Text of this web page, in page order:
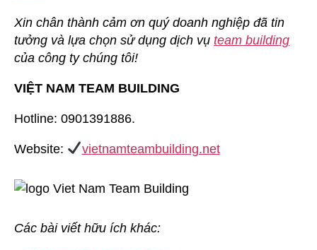
Xin chân thành cảm ơn quý doanh nghiệp đã tin
tưởng và lựa chọn sử dụng dịch vụ team building
của công ty chúng tôi!
VIỆT NAM TEAM BUILDING
Hotline: 0901391886.
Website: vietnamteambuilding.net
Các bài viết hữu ích khác: